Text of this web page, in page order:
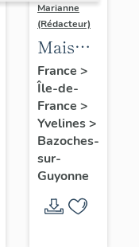
Marianne
(Rédacteur)
Maison
de
villégiature
dite
maison
Louis
Carré
France >
Île-de-
France >
Yvelines>
Bazoches-
sur-
Guyonne